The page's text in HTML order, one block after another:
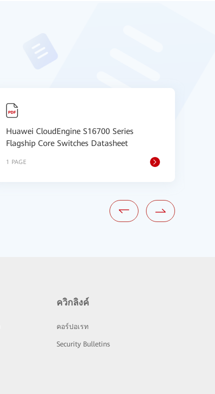
Huawei CloudEngine S16700 Series
Flagship Core Switches Datasheet
1 PAGE
ควิกลิงค์
คอร์ปอเรท
Security Bulletins